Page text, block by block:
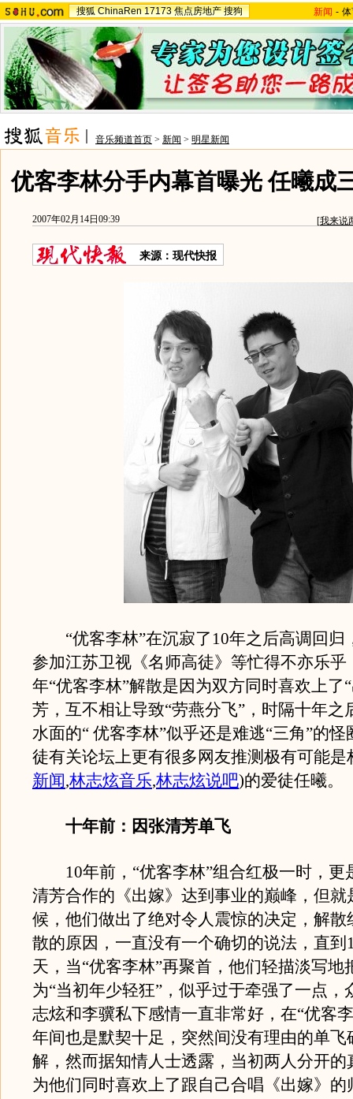
搜狐 ChinaRen 17173 焦点房地产 搜狗 新闻 -
音乐频道首页 > 新闻 > 明星新闻
优客李林分手内幕首曝光 任曦成
2007年02月14日09:39 [我来说
来源：现代快报
“优客李林”在沉寂了10年之后高调回归
参加江苏卫视《名师高徒》等忙得不亦乐乎
年“优客李林”解散是因为双方同时喜欢上了
芳，互不相让导致“劳燕分飞”，时隔十年之
水面的“ 优客李林”似乎还是难逃“三角”的
徒有关论坛上更有很多网友推测极有可能是
新闻,林志炫音乐,林志炫说吧)的爱徒任曦。
十年前：因张清芳单飞
10年前，“优客李林”组合红极一时，更
清芳合作的《出嫁》达到事业的巅峰，但就
候，他们做出了绝对令人震惊的决定，解散
散的原因，一直没有一个确切的说法，直到
天，当“优客李林”再聚首，他们轻描淡写地
为“当初年少轻狂”，似乎过于牵强了一点，
志炫和李骥私下感情一直非常好，在“优客
年间也是默契十足，突然间没有理由的单飞
解，然而据知情人士透露，当初两人分开的
为他们同时喜欢上了跟自己合唱《出嫁》的